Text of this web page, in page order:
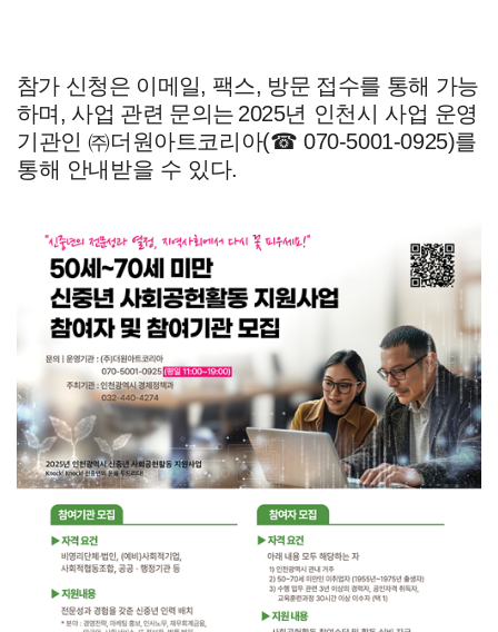
참가 신청은 이메일, 팩스, 방문 접수를 통해 가능
하며 , 사업 관련 문의는 2025년 인천시 사업 운영
기관인㈜더원아트코리아(☎070-5001-0925)를
통해 안내받을 수 있다.